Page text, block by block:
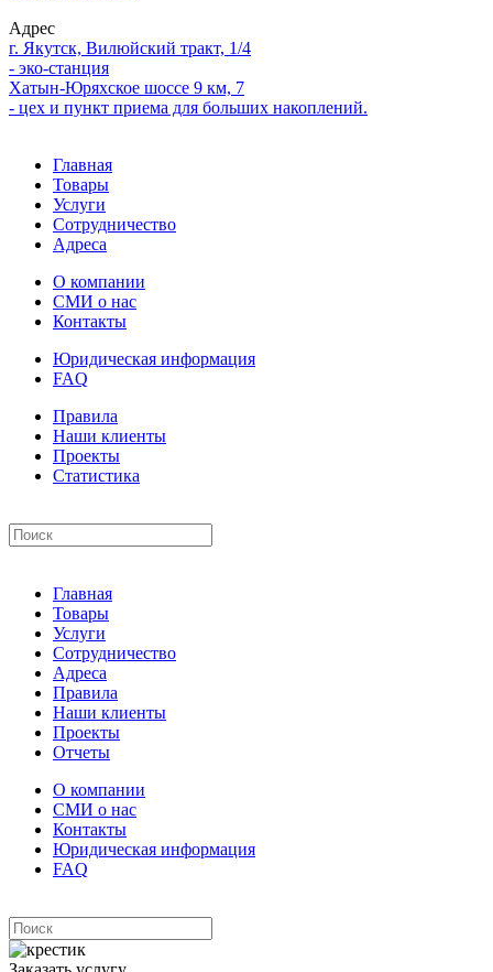
Адрес
г. Якутск, Вилюйский тракт, 1/4
- эко-станция
Хатын-Юряхское шоссе 9 км, 7
- цех и пункт приема для больших накоплений.
Главная
Товары
Услуги
Сотрудничество
Адреса
О компании
СМИ о нас
Контакты
Юридическая информация
FAQ
Правила
Наши клиенты
Проекты
Статистика
Главная
Товары
Услуги
Сотрудничество
Адреса
Правила
Наши клиенты
Проекты
Отчеты
О компании
СМИ о нас
Контакты
Юридическая информация
FAQ